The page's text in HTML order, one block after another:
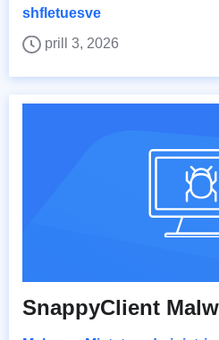
shfletuesve
prill 3, 2026
SnappyClient